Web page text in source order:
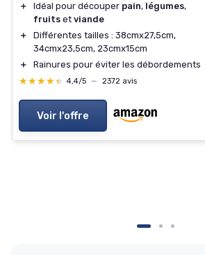
＋
Idéal pour découper pain, légumes,
fruits et viande
＋
Différentes tailles : 38cmx27,5cm,
34cmx23,5cm, 23cmx15cm
＋
Rainures pour éviter les débordements
★★★★★
★★★★★ 4,4/5 — 2372 avis
Voir l'offre